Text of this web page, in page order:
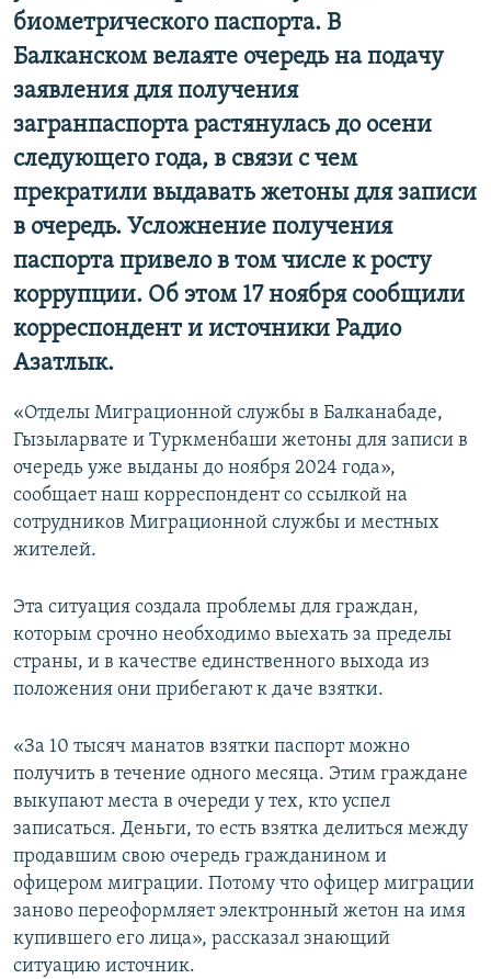
биометрического паспорта. В
Балканском велаяте очередь на подачу
заявления для получения
загранпаспорта растянулась до осени
следующего года, в связи с чем
прекратили выдавать жетоны для записи
в очередь. Усложнение получения
паспорта привело в том числе к росту
коррупции. Об этом 17 ноября сообщили
корреспондент и источники Радио
Азатлык.
«Отделы Миграционной службы в Балканабаде,
Гызыларвате и Туркменбаши жетоны для записи в
очередь уже выданы до ноября 2024 года»,
сообщает наш корреспондент со ссылкой на
сотрудников Миграционной службы и местных
жителей.
Эта ситуация создала проблемы для граждан,
которым срочно необходимо выехать за пределы
страны, и в качестве единственного выхода из
положения они прибегают к даче взятки.
«За 10 тысяч манатов взятки паспорт можно
получить в течение одного месяца. Этим граждане
выкупают места в очереди у тех, кто успел
записаться. Деньги, то есть взятка делиться между
продавшим свою очередь гражданином и
офицером миграции. Потому что офицер миграции
заново переоформляет электронный жетон на имя
купившего его лица», рассказал знающий
ситуацию источник.